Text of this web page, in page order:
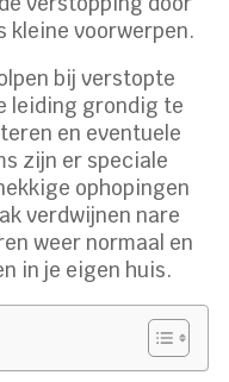
kleine voorwerpen.
bij verstopte
leiding grondig te
en eventuele
zijn er speciale
ophopingen
verdwijnen nare
weer normaal en
in je eigen huis.